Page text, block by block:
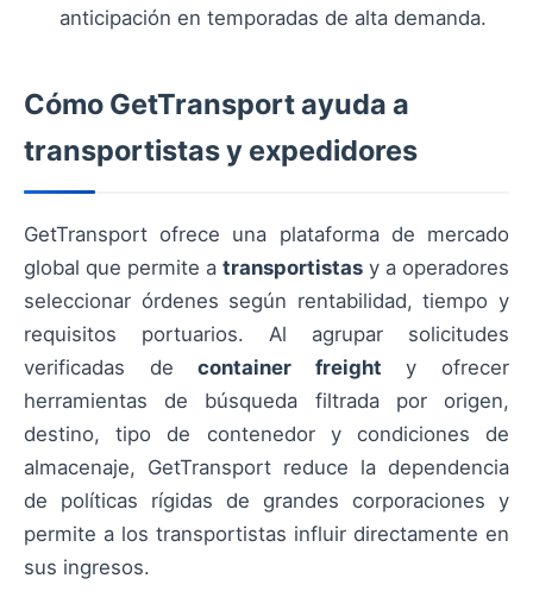
anticipación en temporadas de alta demanda.
Cómo GetTransport ayuda a
transportistas y expedidores
GetTransport ofrece una plataforma de mercado
global que permite a transportistas y a operadores
seleccionar órdenes según rentabilidad, tiempo y
requisitos portuarios. Al agrupar solicitudes
verificadas decontainer freight y ofrecer
herramientas de búsqueda filtrada por origen,
destino, tipo de contenedor y condiciones de
almacenaje, GetTransport reduce la dependencia
de políticas rígidas de grandes corporaciones y
permite a los transportistas influir directamente en
sus ingresos.